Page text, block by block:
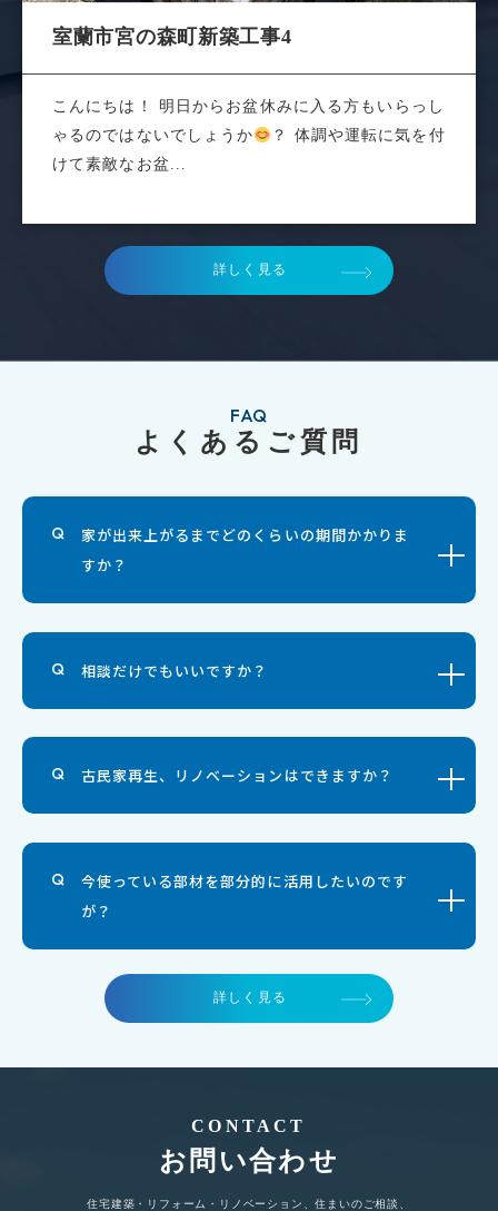
室蘭市宮の森町新築工事4
こんにちは！ 明日からお盆休みに入る方もいらっし
ゃるのではないでしょうか
？ 体調や運転に気を付
けて素敵なお盆...
詳しく見る
FAQ
よくあるご質問
家が出来上がるまでどのくらいの期間かかりま
すか？
相談だけでもいいですか？
古民家再生、リノベーションはできますか？
今使っている部材を部分的に活用したいのです
が？
詳しく見る
CONTACT
お問い合わせ
住宅建築・リフォーム・リノベーション、住まいのご相談、